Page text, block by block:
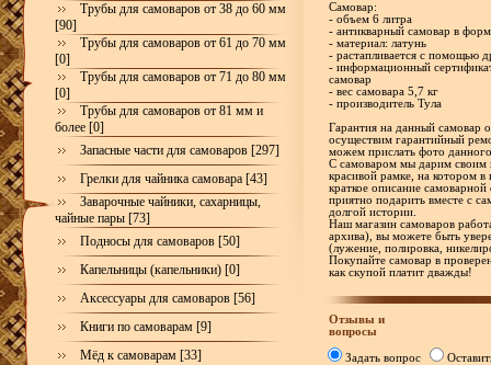
Трубы для самоваров от 38 до 60 мм
[90]
Трубы для самоваров от 61 до 70 мм
[0]
Трубы для самоваров от 71 до 80 мм
[0]
Трубы для самоваров от 81 мм и
более [0]
Запасные части для самоваров [297]
Грелки для чайника самовара [43]
Заварочные чайники, сахарницы,
чайные пары [73]
Подносы для самоваров [50]
Капельницы (капельники) [0]
Аксессуары для самоваров [56]
Книги по самоварам [9]
Мёд к самоварам [33]
Самовар:
- объем 6 литра
- антикварный самовар в
- материал: латунь
- растапливается с помощью
- информационный
самовар
- вес самовара 5,7 кг
- производитель Тула
Гарантия на данный самовар
осуществим гарантийный
можем прислать фото
С самоваром мы дарим своим
красивой рамке, на котором
краткое описание
приятно подарить вместе с
долгой истории.
Наш магазин самоваров
архива), вы можете быть
(лужение, полировка,
Покупайте самовар в
как скупой платит дважды!
Отзывы и
вопросы
Задать вопрос